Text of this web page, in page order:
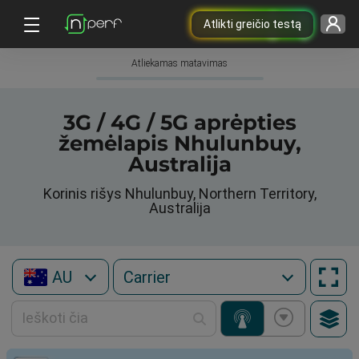
Atlikti greičio testą
Atliekamas matavimas
3G / 4G / 5G aprėpties
žemėlapis Nhulunbuy,
Australija
Korinis rišys Nhulunbuy, Northern Territory,
Australija
AU